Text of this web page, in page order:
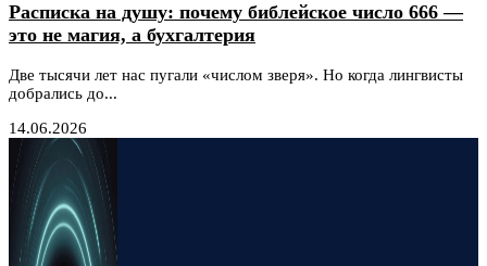
Расписка на душу: почему библейское число 666 —
это не магия, а бухгалтерия
Две тысячи лет нас пугали «числом зверя». Но когда лингвисты
добрались до...
14.06.2026